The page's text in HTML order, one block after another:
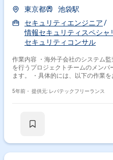
東京都
池袋駅
セキュリティエンジニア
情報セキュリティスペシャ
セキュリティコンサル
作業内容 ・海外子会社のシステム
を行うプロジェクトチームのメン
ます。 ・具体的には、以下の作業
キュリティチェック -主任監査人の
5年前・ 提供元: レバテックフリーランス
その他の条件で検索する
その他開発言語・スキルから